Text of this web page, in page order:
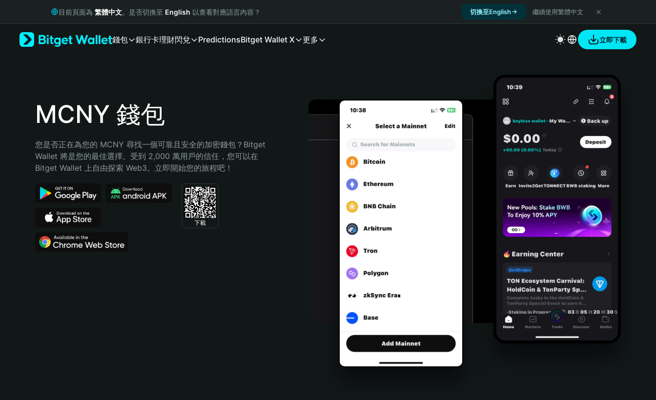
Русский
Bahasa Indonesia
Español (Argentina)
目前頁面為 繁體中文。是否切換至 English 以查看對應語言內容？ 切換至English 繼續使用繁體中文
錢包 銀行卡理財閃兌 PredictionsBitget Wallet X 更多 立即下載
MCNY 錢包
您是否正在為您的 MCNY 尋找一個可靠且安全的加密錢包？Bitget
Wallet 將是您的最佳選擇。受到 2,000 萬用戶的信任，您可以在
Bitget Wallet 上自由探索 Web3。立即開始您的旅程吧！
下載